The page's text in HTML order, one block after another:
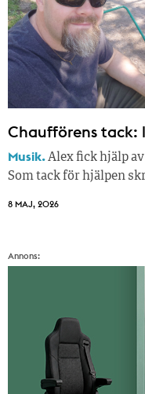
Chaufförens tack:
Musik.Alex fick hjälp
Som tack för hjälpen
8 MAJ, 2026
Annons: